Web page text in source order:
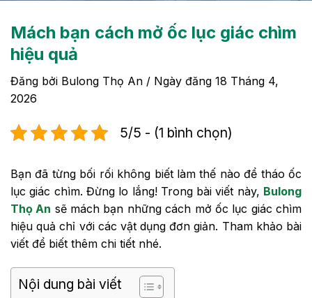
Mách bạn cách mở ốc lục giác chìm
hiệu quả
Đăng bởi Bulong Thọ An / Ngày đăng 18 Tháng 4,
2026
5/5 - (1 bình chọn)
Bạn đã từng bối rối không biết làm thế nào để tháo ốc
lục giác chìm. Đừng lo lắng! Trong bài viết này, Bulong
Thọ An sẽ mách bạn những cách mở ốc lục giác chìm
hiệu quả chỉ với các vật dụng đơn giản. Tham khảo bài
viết để biết thêm chi tiết nhé.
Nội dung bài viết